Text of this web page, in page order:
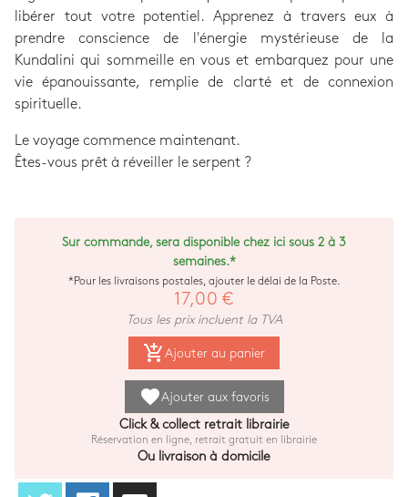
libérer tout votre potentiel. Apprenez à travers eux à
prendre conscience de l'énergie mystérieuse de la
Kundalini qui sommeille en vous et embarquez pour une
vie épanouissante, remplie de clarté et de connexion
spirituelle.
Le voyage commence maintenant.
Êtes-vous prêt à réveiller le serpent ?
Sur commande, sera disponible chez ici sous 2 à 3
semaines.*
*Pour les livraisons postales, ajouter le délai de la Poste.
17,00 €
Tous les prix incluent la TVA
add_shopping_cart Ajouter au panier
favoriteAjouter aux favoris
Click & collect retrait librairie
Réservation en ligne, retrait gratuit en librairie
Ou livraison à domicile